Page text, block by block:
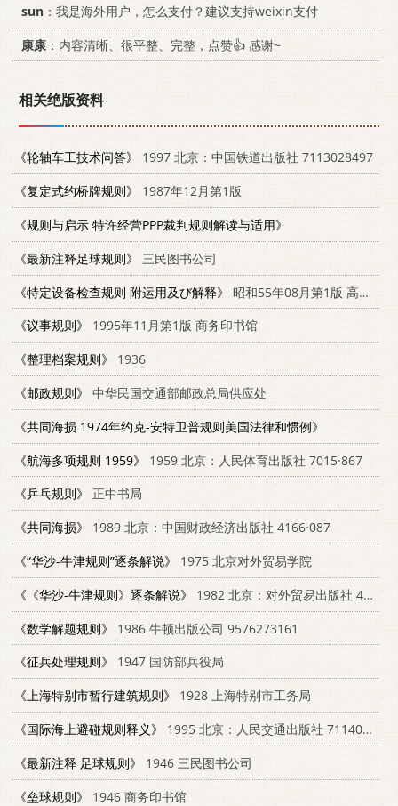
sun ：我是海外用户，怎么支付？建议支持weixin支付
康康 ：内容清晰、很平整、完整，点赞👍 感谢~
相关绝版资料
《轮轴车工技术问答》
1997 北京：中国铁道出版社 7113028497
《复定式约桥牌规则》
1987年12月第1版
《规则与启示 特许经营PPP裁判规则解读与适用》
《最新注释足球规则》
三民图书公司
《特定设备检查规则 附运用及び解释》
昭和55年08月第1版 高圧ガス保安协会
《议事规则》
1995年11月第1版 商务印书馆
《整理档案规则》
1936
《邮政规则》
中华民国交通部邮政总局供应处
《共同海损 1974年约克-安特卫普规则美国法律和惯例》
《航海多项规则 1959》
1959 北京：人民体育出版社 7015·867
《乒乓规则》
正中书局
《共同海损》
1989 北京：中国财政经济出版社 4166·087
《“华沙-牛津规则”逐条解说》
1975 北京对外贸易学院
《《华沙-牛津规则》逐条解说》
1982 北京：对外贸易出版社 4222·17
《数学解题规则》
1986 牛顿出版公司 9576273161
《征兵处理规则》
1947 国防部兵役局
《上海特别市暂行建筑规则》
1928 上海特别市工务局
《国际海上避碰规则释义》
1995 北京：人民交通出版社 7114021976
《最新注释 足球规则》
1946 三民图书公司
《垒球规则》
1946 商务印书馆